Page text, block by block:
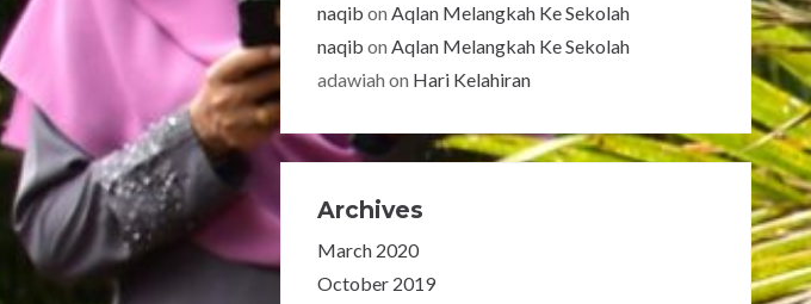
naqib onAqlan Melangkah Ke Sekolah
naqib onAqlan Melangkah Ke Sekolah
adawiah on Hari Kelahiran
Archives
March 2020
October 2019